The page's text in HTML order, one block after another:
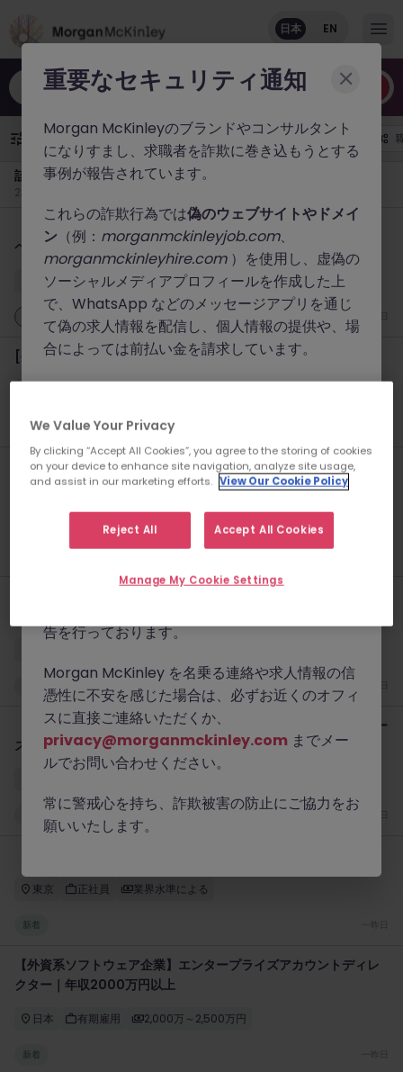
職種やキーワードなど
日本 EN
年収 ¥ 1000 万+ 勤務地 雇用形態
該当する求人
233件の求人があります
【外資系ヘルスケア企業】コマーシャルオペレーション シニアス
ペシャリスト｜営業データ分析・CRM運用
東京 正社員 業界水準による
[外資系アセマネ] 不動産 プロダクトスペシャリスト
新着
【日系グローバルIT】シニアプロダクトマネージャー｜大規模決
済プラットフォーム（派遣）
【外資系モビリティテクノロジー企業】シニアHRBP｜成長フェー
ズ組織開発
東京 正社員 業界水準による
新着
【外資系ソフトウェア企業】エンタープライズアカウントディレ
クター｜年収2000万円以上
日本 有期雇用 2,000万～2,500万円
新着
重要なセキュリティ通知
Morgan McKinleyのブランドやコンサルタント
になりすまし、求職者を詐欺に巻き込もうとする
事例が報告されています。
これらの詐欺行為では偽のウェブサイトやドメイ
ン （例： morganmckinleyjob.com、
morganmckinleyhire.com）を使用し、虚偽の
ソーシャルメディアプロフィールを作成した上
で、WhatsApp などのメッセージアプリを通じ
て偽の求人情報を配信し、個人情報の提供や、場
合によっては前払い金を請求しています。
連絡手段（@morganmckinley.comで終わる
メールアドレス、LinkedIn、または弊社オフィ
スからの直接の電話）を通じてのみ業務を行って
初めての方にWhatsApp経由で求人情報をご案
界で他の優良な人材紹介会社にも影響を及ぼして
告を行っております。
Morgan McKinley を名乗る連絡や求人情報の信
憑性に不安を感じた場合は、必ずお近くのオフィ
スに直接ご連絡いただくか、
privacy@morganmckinley.com までメー
ルでお問い合わせください。
常に警戒心を持ち、詐欺被害の防止にご協力をお
願いいたします。
We Value Your Privacy
By clicking “Accept All Cookies”, you agree to the storing of cookies
on your device to enhance site navigation, analyze site usage,
and assist in our marketing efforts. View Our Cookie Policy
Reject All Accept All Cookies
Manage My Cookie Settings